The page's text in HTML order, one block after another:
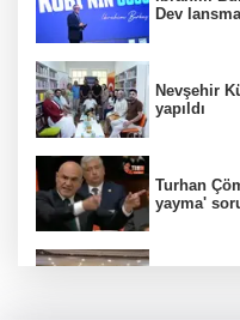
Dev
Nevşehir
yapıldı
Turhan
yayma'